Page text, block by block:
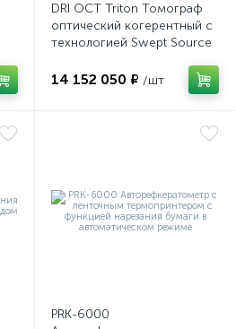
DRI OCT Triton Томограф
оптический когерентный с
технологией Swept Source
14 152 050 ₽ /шт
PRK-6000